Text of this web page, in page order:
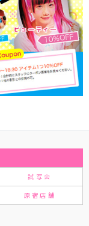
試写会
原宿店舗